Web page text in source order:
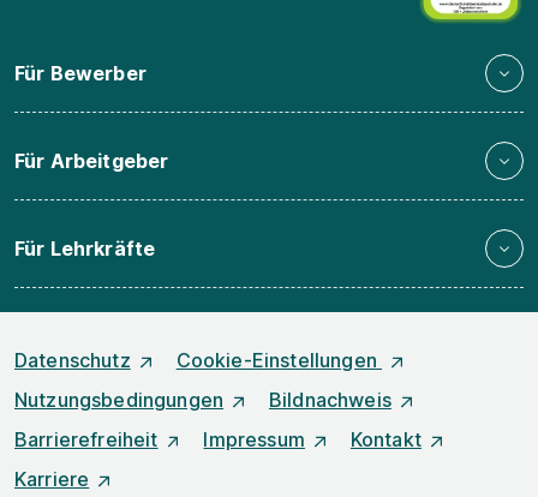
Für Bewerber
Für Arbeitgeber
Für Lehrkräfte
Datenschutz
Cookie-Einstellungen
Nutzungsbedingungen
Bildnachweis
Barrierefreiheit
Impressum
Kontakt
Karriere